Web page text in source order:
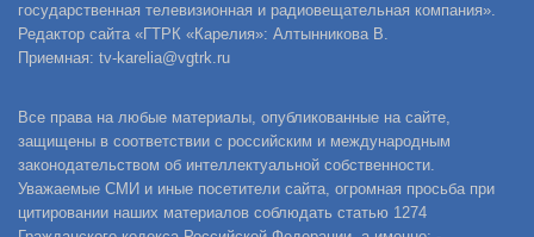
государственная телевизионная и радиовещательная компания».
Редактор сайта «ГТРК «Карелия»: Алтынникова В.
Приемная: tv-karelia@vgtrk.ru
Все права на любые материалы, опубликованные на сайте,
защищены в соответствии с российским и международным
законодательством об интеллектуальной собственности.
Уважаемые СМИ и иные посетители сайта, огромная просьба при
цитировании наших материалов соблюдать статью 1274